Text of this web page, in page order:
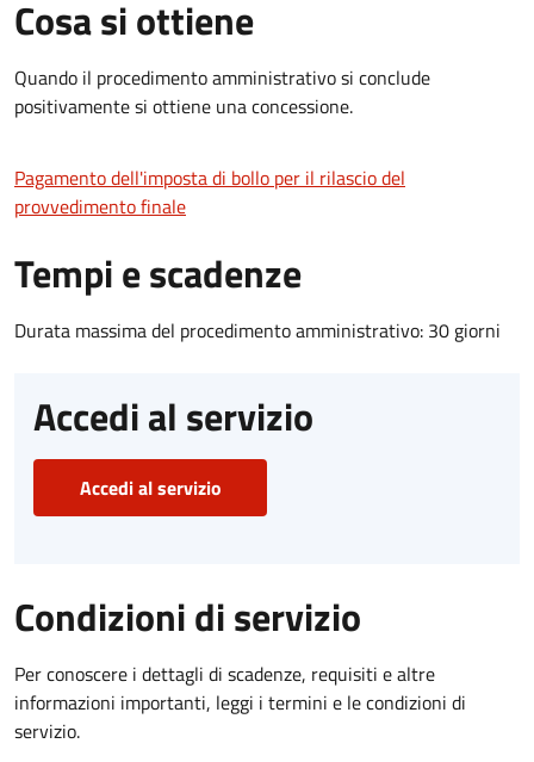
Cosa si ottiene
Quando il procedimento amministrativo si conclude
positivamente si ottiene una concessione.
Pagamento dell'imposta di bollo per il rilascio del
provvedimento finale
Tempi e scadenze
Durata massima del procedimento amministrativo: 30 giorni
Accedi al servizio
Accedi al servizio
Condizioni di servizio
Per conoscere i dettagli di scadenze, requisiti e altre
informazioni importanti, leggi i termini e le condizioni di
servizio.